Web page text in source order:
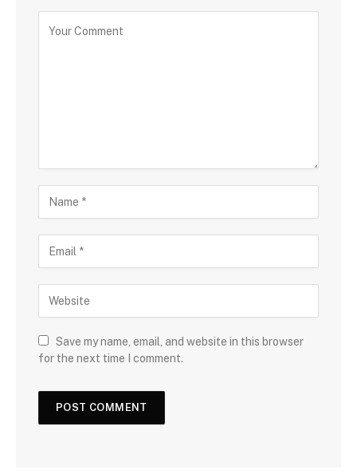
Save my name, email, and website in this browser
for the next time I comment.